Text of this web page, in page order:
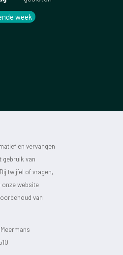
week
en vervangen
gebruik van
twijfel of vragen,
website
van
Meermans